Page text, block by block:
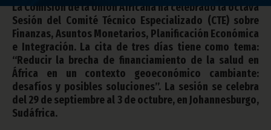
La Comisión de la Unión Africana ha celebrado la octava
Sesión del Comité Técnico Especializado (CTE) sobre
Finanzas, Asuntos Monetarios, Planificación Económica
e Integración. La cita de tres días tiene como tema:
“Reducir la brecha de financiamiento de la salud en
África en un contexto geoeconómico cambiante:
desafíos y posibles soluciones”. La sesión se celebra
del 29 de septiembre al 3 de octubre, en Johannesburgo,
Sudáfrica.